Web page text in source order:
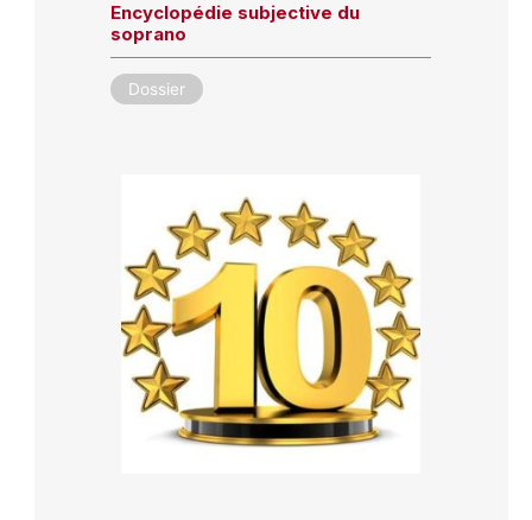
Encyclopédie subjective du
soprano
Dossier